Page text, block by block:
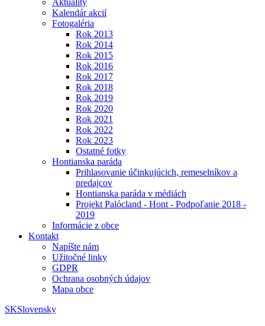
Aktuality
Kalendár akcií
Fotogaléria
Rok 2013
Rok 2014
Rok 2015
Rok 2016
Rok 2017
Rok 2018
Rok 2019
Rok 2020
Rok 2021
Rok 2022
Rok 2023
Ostatné fotky
Hontianska paráda
Prihlasovanie účinkujúcich, remeselníkov a
predajcov
Hontianska paráda v médiách
Projekt Palócland - Hont - Podpoľanie 2018 -
2019
Informácie z obce
Kontakt
Napíšte nám
Užitočné linky
GDPR
Ochrana osobných údajov
Mapa obce
SKSlovensky